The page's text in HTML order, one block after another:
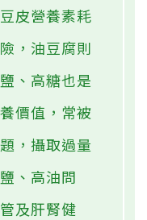
皮營養素耗
，油豆腐則
、高糖也是
價值，常被
，攝取過量
、高油問
及肝腎健